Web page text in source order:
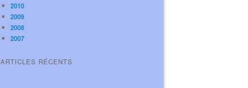
2010
2009
2008
2007
ARTICLES RÉCENTS